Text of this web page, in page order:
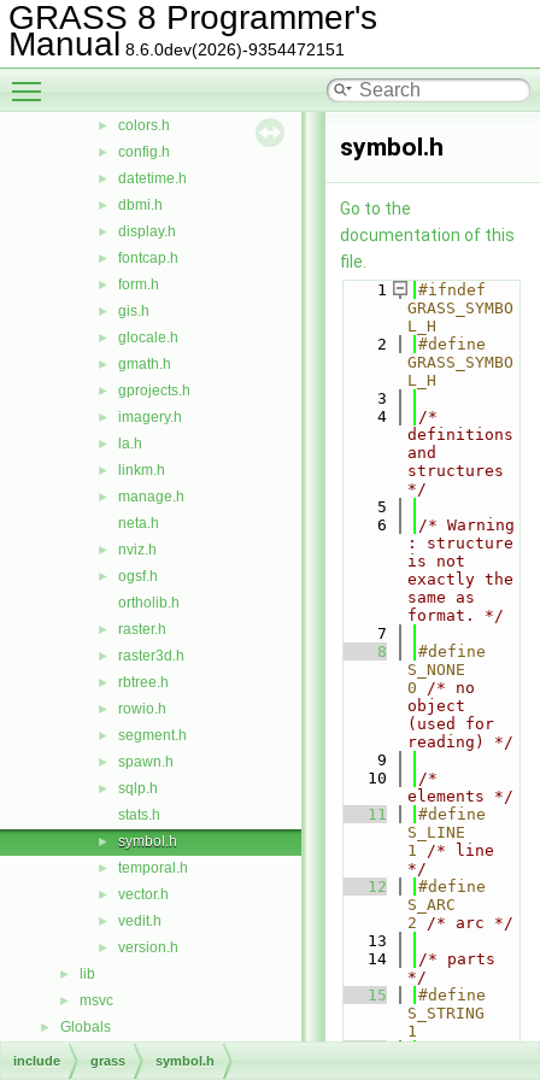
GRASS 8 Programmer's
Manual 8.6.0dev(2026)-9354472151
► btree.h
►
calc.h
cdhc.h
► colors.h
► config.h
► datetime.h
► dbmi.h
► display.h
► fontcap.h
► form.h
► gis.h
► glocale.h
► gmath.h
► gprojects.h
► imagery.h
► la.h
► linkm.h
►
manage.h
neta.h
► nviz.h
►
ogsf.h
ortholib.h
► raster.h
► raster3d.h
► rbtree.h
► rowio.h
► segment.h
► spawn.h
►
sqlp.h
stats.h
► symbol.h
► temporal.h
► vector.h
► vedit.h
► version.h
► lib
► msvc
► Globals
symbol.h
Go to the
documentation of this
file.
    1
#ifndef
GRASS_SYMBO
L_H
    2
#define
GRASS_SYMBO
L_H
    3
    4
/*
definitions
and
structures
*/
    5
    6
/* Warning
: structure
is not
exactly the
same as
format. */
    7
    8
#define
S_NONE
0 /* no
object
(used for
reading) */
    9
   10
/*
elements */
   11
#define
S_LINE
1 /* line
*/
   12
#define
S_ARC
2 /* arc */
   13
   14
/* parts
*/
   15
#define
S_STRING
1
include grass symbol.h